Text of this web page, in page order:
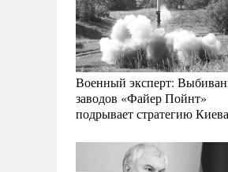
Военный эксперт:
заводов «Файер Пойнт»
подрывает стратегию Киева